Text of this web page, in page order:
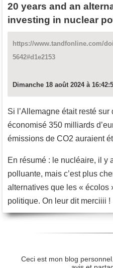
20 years and an
investing in nuclear
https://www.tandfonline.com/
5642#d1e2153
Dimanche 18 août 2024 à
Si l’Allemagne était resté
économisé 350 milliards
émissions de CO2 auraient
En résumé : le nucléaire, il y
polluante, mais c’est plus
alternatives que les « écolos
politique. On leur dit merciiii !
Ceci est mon blog